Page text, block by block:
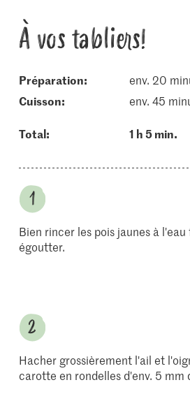
À vos tabliers!
Préparation:
env. 20
cuisson:
env. 45
Total: 1 h 5 min.
Bien rincer les pois jaunes à
égoutter.
Hacher grossièrement l'ail et
carotte en rondelles d'env. 5 mm